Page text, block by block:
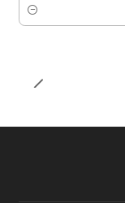
Cantidad